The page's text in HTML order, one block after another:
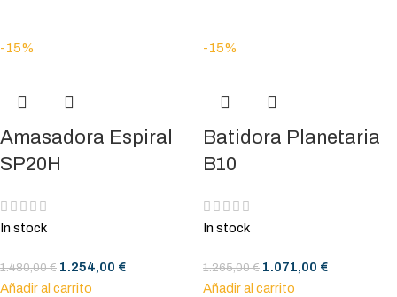
-15%
Amasadora Espiral
SP20H
In stock
1.480,00€ 1.254,00 €
Añadir al carrito
-15%
Batidora Planetaria
B10
In stock
1.265,00€ 1.071,00 €
Añadir al carrito